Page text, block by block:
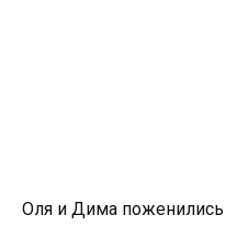
Оля и Дима поженились